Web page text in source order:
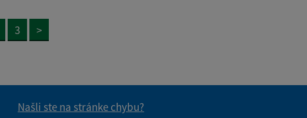
3 >
Našli ste na stránke chybu?